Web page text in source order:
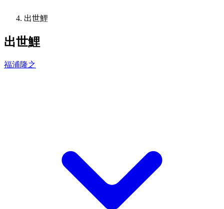
出世鯉
出世鯉
福浦隆之